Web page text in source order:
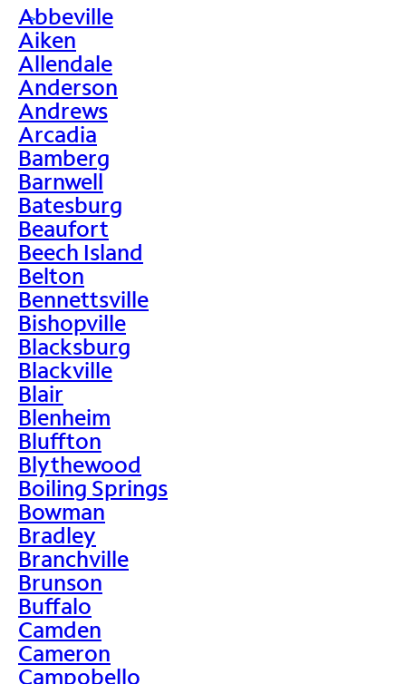
>
Abbeville
Aiken
Allendale
Anderson
Andrews
Arcadia
Bamberg
Barnwell
Batesburg
Beaufort
Beech Island
Belton
Bennettsville
Bishopville
Blacksburg
Blackville
Blair
Blenheim
Bluffton
Blythewood
Boiling Springs
Bowman
Bradley
Branchville
Brunson
Buffalo
Camden
Cameron
Campobello